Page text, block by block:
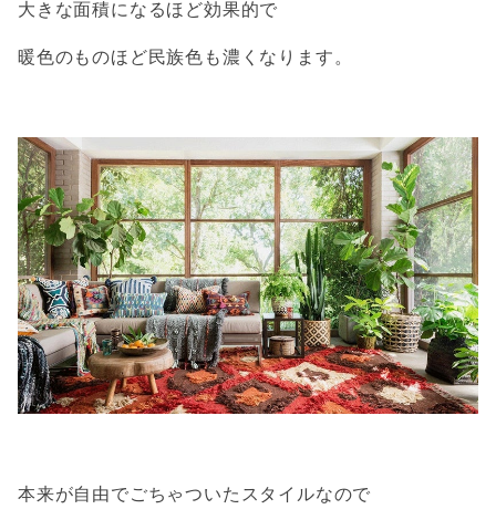
大きな面積になるほど効果的で
暖色のものほど民族色も濃くなります。
本来が自由でごちゃついたスタイルなので